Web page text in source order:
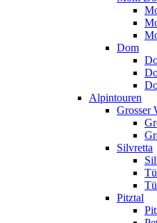
Dom
Alpintouren
Grosser
Silvretta
Pitztal